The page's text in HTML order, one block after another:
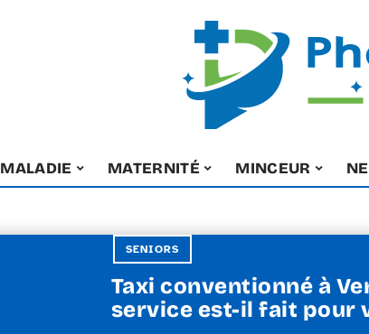
MALADIE MATERNITÉ MINCEUR
SENIORS
Taxi conventionné à
service est-il fait pour